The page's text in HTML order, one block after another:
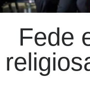
Fede